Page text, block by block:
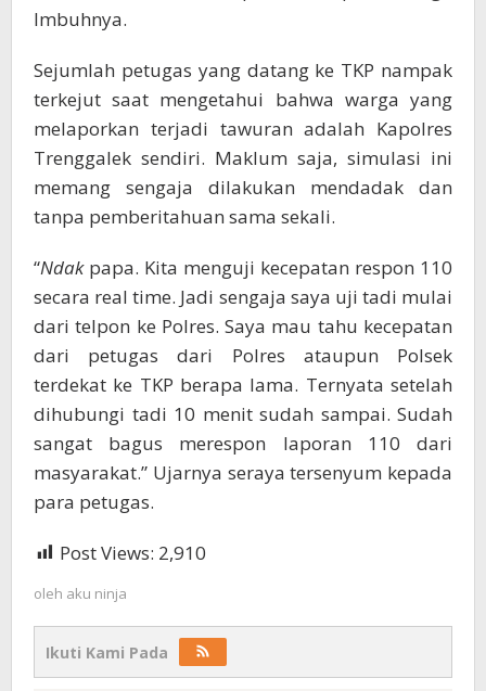
Imbuhnya.
Sejumlah petugas yang datang ke TKP nampak
terkejut saat mengetahui bahwa warga yang
melaporkan terjadi tawuran adalah Kapolres
Trenggalek sendiri. Maklum saja, simulasi ini
memang sengaja dilakukan mendadak dan
tanpa pemberitahuan sama sekali.
“Ndakpapa. Kita menguji kecepatan respon 110
secara real time. Jadi sengaja saya uji tadi mulai
dari telpon ke Polres. Saya mau tahu kecepatan
dari petugas dari Polres ataupun Polsek
terdekat ke TKP berapa lama. Ternyata setelah
dihubungi tadi 10 menit sudah sampai. Sudah
sangat bagus merespon laporan 110 dari
masyarakat.” Ujarnya seraya tersenyum kepada
para petugas.
Post Views: 2,910
oleh aku ninja
Ikuti Kami Pada